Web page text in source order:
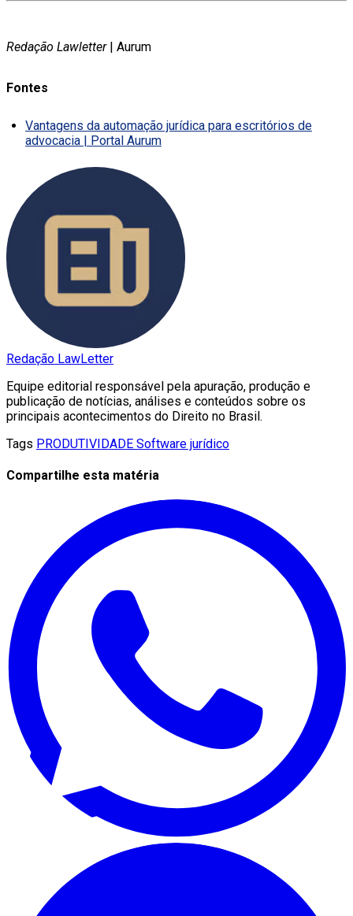
Redação Lawletter| Aurum
Fontes
Vantagens da automação jurídica para escritórios de
advocacia | Portal Aurum
Redação LawLetter
Equipe editorial responsável pela apuração, produção e
publicação de notícias, análises e conteúdos sobre os
principais acontecimentos do Direito no Brasil.
Tags PRODUTIVIDADE Software jurídico
Compartilhe esta matéria